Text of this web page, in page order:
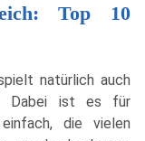
Top 10
natürlich auch
Dabei ist es für
die vielen